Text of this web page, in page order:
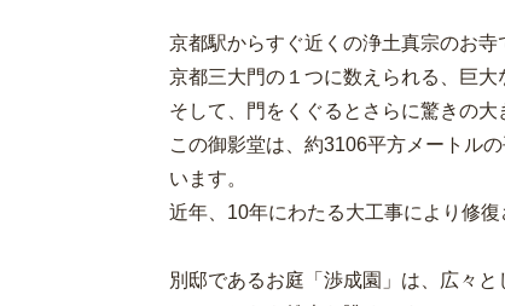
京都駅からすぐ近くの浄土真宗のお寺
京都三大門の１つに数えられる、巨大
そして、門をくぐるとさらに驚きの大
この御影堂は、約3106平方メートル
います。
近年、10年にわたる大工事により修復
別邸であるお庭「渉成園」は、広々